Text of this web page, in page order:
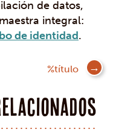
de datos,
integral:
de identidad.
%título